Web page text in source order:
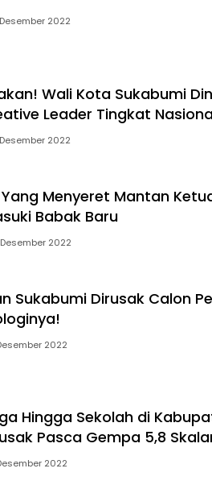
2022
Wali Kota Sukabumi
Leader Tingkat
2022
Yang Menyeret Mantan
Babak Baru
Desember 2022
Sukabumi Dirusak Calon
2022
Hingga Sekolah di
Pasca Gempa 5,8
2022